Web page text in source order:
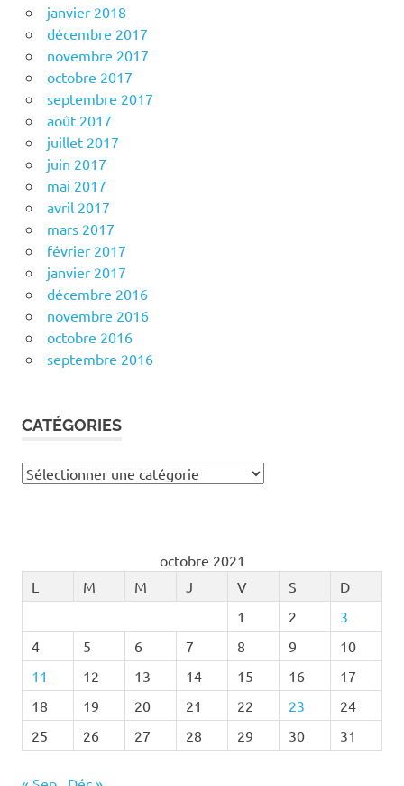
janvier 2018
décembre 2017
novembre 2017
octobre 2017
septembre 2017
août 2017
juillet 2017
juin 2017
mai 2017
avril 2017
mars 2017
février 2017
janvier 2017
décembre 2016
novembre 2016
octobre 2016
septembre 2016
CATÉGORIES
Catégories
octobre 2021
L
M M J V S
D
1
2
3
4
5 6 7 8 9
10
11
12 13 14 15 16
17
18
19 20 21 22 23
24
25
26 27 28 29 30 31